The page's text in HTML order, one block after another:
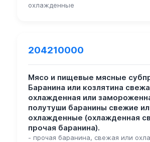
охлажденные
204210000
Мясо и пищевые мясные
Баранина или козлятина
охлажденная или
полутуши баранины свежие
охлажденные (охлажденная
прочая баранина).
- прочая баранина, свежая или